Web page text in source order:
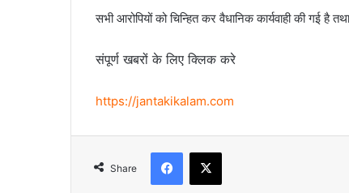
सभी आरोपियों को चिन्हित कर वैधानिक कार्यवाही की गई है
संपूर्ण खबरों के लिए क्लिक करे
https://jantakikalam.com
Share
Facebook
X